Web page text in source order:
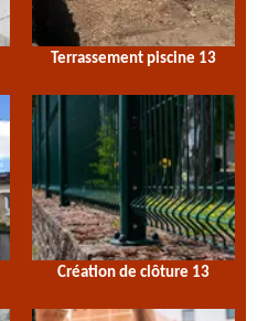
Terrassement piscine 13
Création de clôture 13